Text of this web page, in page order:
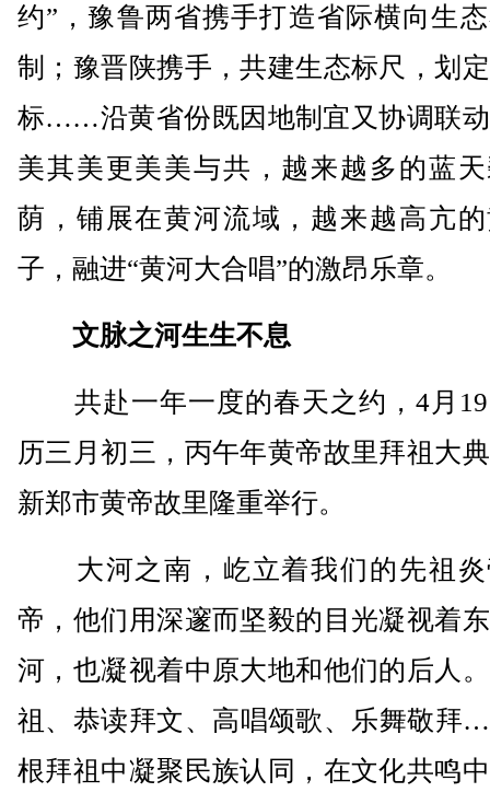
约”，豫鲁两省携手打造省际横向生
制；豫晋陕携手，共建生态标尺，划
标……沿黄省份既因地制宜又协调联
美其美更美美与共，越来越多的蓝
荫，铺展在黄河流域，越来越高亢
子，融进“黄河大合唱”的激昂乐章。
文脉之河生生不息
共赴一年一度的春天之约，4月19
历三月初三，丙午年黄帝故里拜祖大
新郑市黄帝故里隆重举行。
大河之南，屹立着我们的先祖炎
帝，他们用深邃而坚毅的目光凝视着
河，也凝视着中原大地和他们的后人
祖、恭读拜文、高唱颂歌、乐舞敬拜
根拜祖中凝聚民族认同，在文化共鸣